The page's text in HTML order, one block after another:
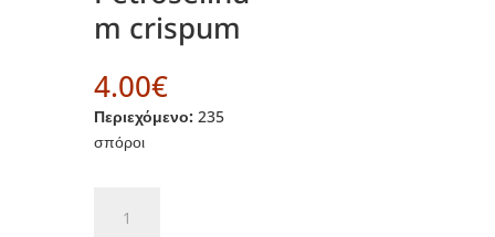
m crispum
4.00€
Περιεχόμενο: 235
σπόροι